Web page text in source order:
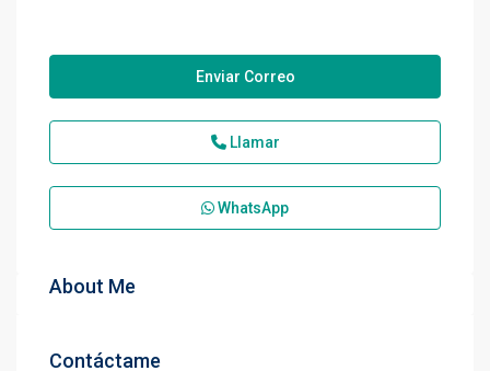
Enviar Correo
Llamar
WhatsApp
About Me
Contáctame